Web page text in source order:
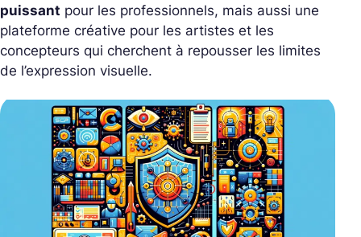
puissant pour les professionnels, mais aussi une
plateforme créative pour les artistes et les
concepteurs qui cherchent à repousser les limites
de l’expression visuelle.